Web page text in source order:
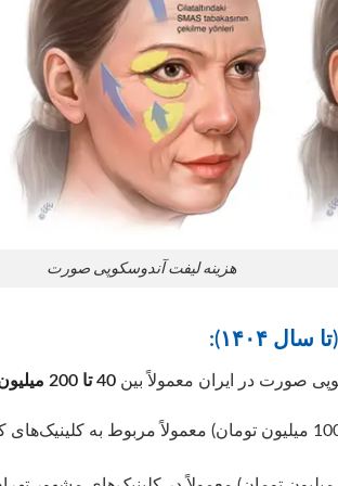
هزینه لیفت آندوسکوپی صورت
۱۴۰۴):
صورت در ایران معمولاً بین 40 تا 200 میلیون تومان
– هزینه‌های پایین‌تر (حدود ۴۰ تا 100 میلیون تومان) معمولاً